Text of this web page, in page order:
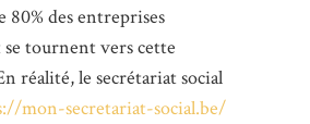
80% des entreprises
tournent vers cette
réalité, le secrétariat social
mon-secretariat-social.be/